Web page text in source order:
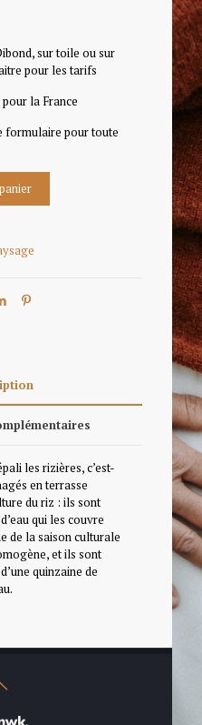
sur toile ou sur
pour les tarifs
la France
formulaire pour toute
les rizières, c’est-
en terrasse
du riz : ils sont
qui les couvre
de la saison culturale
et ils sont
quinzaine de